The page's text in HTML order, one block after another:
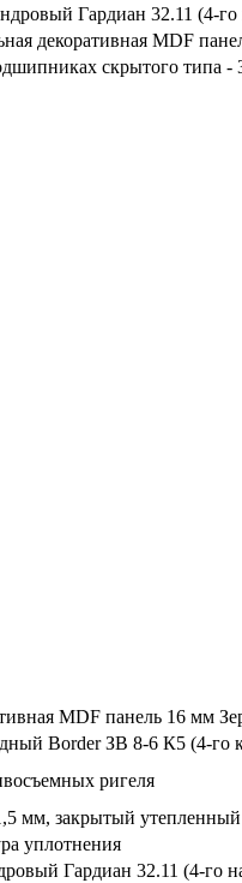
Гардиан 32.11 (4-го
декоративная MDF
скрытого типа -
MDF панель 16 мм
Border ЗВ 8-6 К5 (4-го
ригеля
мм, закрытый
уплотнения
Гардиан 32.11 (4-го